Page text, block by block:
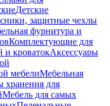
Детские
защитные чехлы
фурнитура и
Комплектующие для
и кроватокАксессуары
мебелиМебельная
хранения для
Мебель для самых